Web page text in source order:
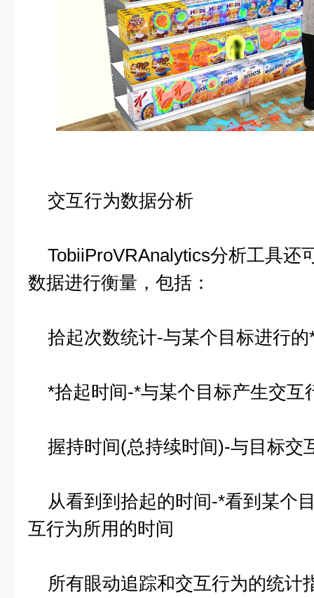
交互行为数据分析
TobiiProVRAnalytics分析工具还
数据进行衡量，包括：
拾起次数统计-与某个目标进行的
*拾起时间-*与某个目标产生交互
握持时间(总持续时间)-与目标交
从看到到拾起的时间-*看到某个
互行为所用的时间
所有眼动追踪和交互行为的统计